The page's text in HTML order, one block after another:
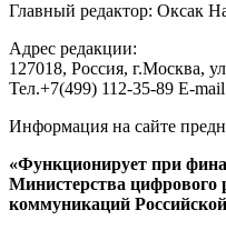
Главный редактор: Оксак
Адрес редакции:
127018, Россия, г.Москва,
Тел.+7(499) 112-35-89 E-
Информация на сайте
«Функционирует при
Министерства цифрового
коммуникаций